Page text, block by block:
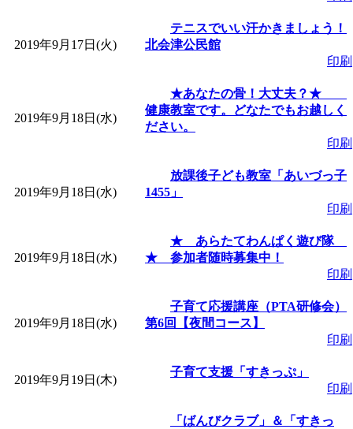
2019年9月17日(火)
テニスでいい汗かきましょう！
北会津公民館
印刷
2019年9月18日(水)
★あなたの骨！大丈夫？★
健康教室です。どなたでもお越しく
ださい。
印刷
2019年9月18日(水)
放課後子ども教室「あいづっ子
1455」
印刷
2019年9月18日(水)
★ あらたてわんぱく遊び隊
★ 参加者随時募集中！
印刷
2019年9月18日(水)
子育て応援講座（PTA研修会）
第6回【夜間コース】
印刷
2019年9月19日(木)
子育て支援「すきっぷ」
印刷
「ばんびクラブ」＆「すきっ